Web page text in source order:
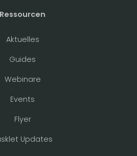
Ressourcen
Aktuelles
Guides
Webinare
Events
Flyer
Updates